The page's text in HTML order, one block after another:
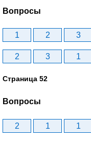
Вопросы
1 2 3
2 3 1
Страница 52
Вопросы
2 1 1